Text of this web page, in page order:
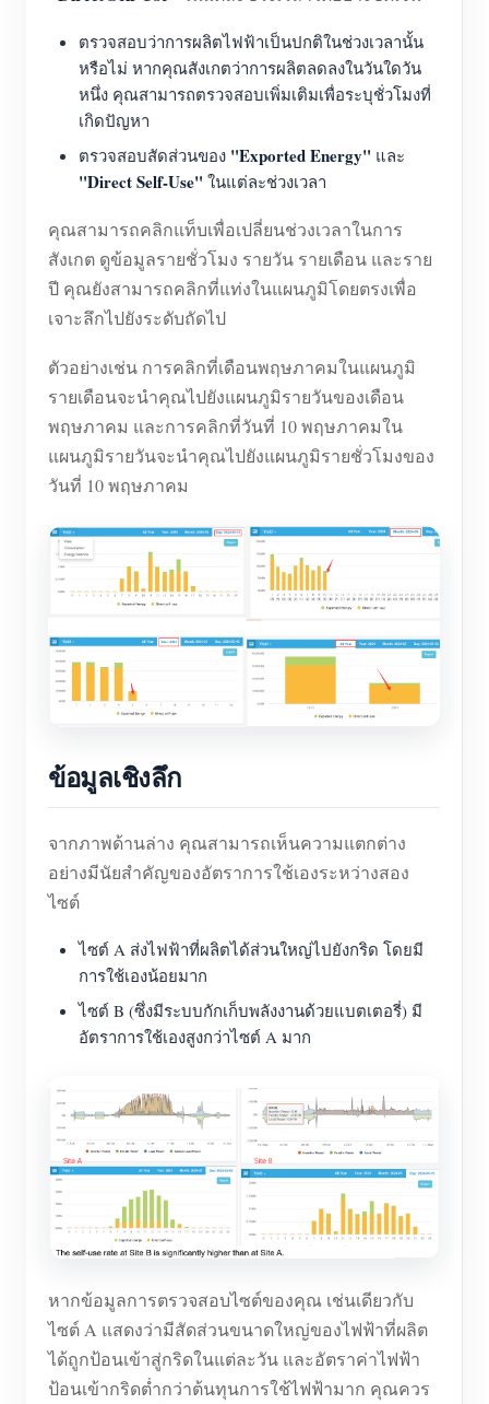
ตรวจสอบว่าการผลิตไฟฟ้าเป็นปกติในช่วงเวลานั้น
หรือไม่ หากคุณสังเกตว่าการผลิตลดลงในวันใดวัน
หนึ่ง คุณสามารถตรวจสอบเพิ่มเติมเพื่อระบุชั่วโมงที่
เกิดปัญหา
ตรวจสอบสัดส่วนของ "Exported Energy" และ
"Direct Self-Use" ในแต่ละช่วงเวลา
คุณสามารถคลิกแท็บเพื่อเปลี่ยนช่วงเวลาในการ
สังเกต ดูข้อมูลรายชั่วโมง รายวัน รายเดือน และราย
ปี คุณยังสามารถคลิกที่แท่งในแผนภูมิโดยตรงเพื่อ
เจาะลึกไปยังระดับถัดไป
ตัวอย่างเช่น การคลิกที่เดือนพฤษภาคมในแผนภูมิ
รายเดือนจะนำคุณไปยังแผนภูมิรายวันของเดือน
พฤษภาคม และการคลิกที่วันที่ 10 พฤษภาคมใน
แผนภูมิรายวันจะนำคุณไปยังแผนภูมิรายชั่วโมงของ
วันที่ 10 พฤษภาคม
ข้อมูลเชิงลึก
จากภาพด้านล่าง คุณสามารถเห็นความแตกต่าง
อย่างมีนัยสำคัญของอัตราการใช้เองระหว่างสอง
ไซต์
ไซต์ A ส่งไฟฟ้าที่ผลิตได้ส่วนใหญ่ไปยังกริด โดยมี
การใช้เองน้อยมาก
ไซต์ B (ซึ่งมีระบบกักเก็บพลังงานด้วยแบตเตอรี่) มี
อัตราการใช้เองสูงกว่าไซต์ A มาก
หากข้อมูลการตรวจสอบไซต์ของคุณ เช่นเดียวกับ
ไซต์ A แสดงว่ามีสัดส่วนขนาดใหญ่ของไฟฟ้าที่ผลิต
ได้ถูกป้อนเข้าสู่กริดในแต่ละวัน และอัตราค่าไฟฟ้า
ป้อนเข้ากริดต่ำกว่าต้นทุนการใช้ไฟฟ้ามาก คุณควร